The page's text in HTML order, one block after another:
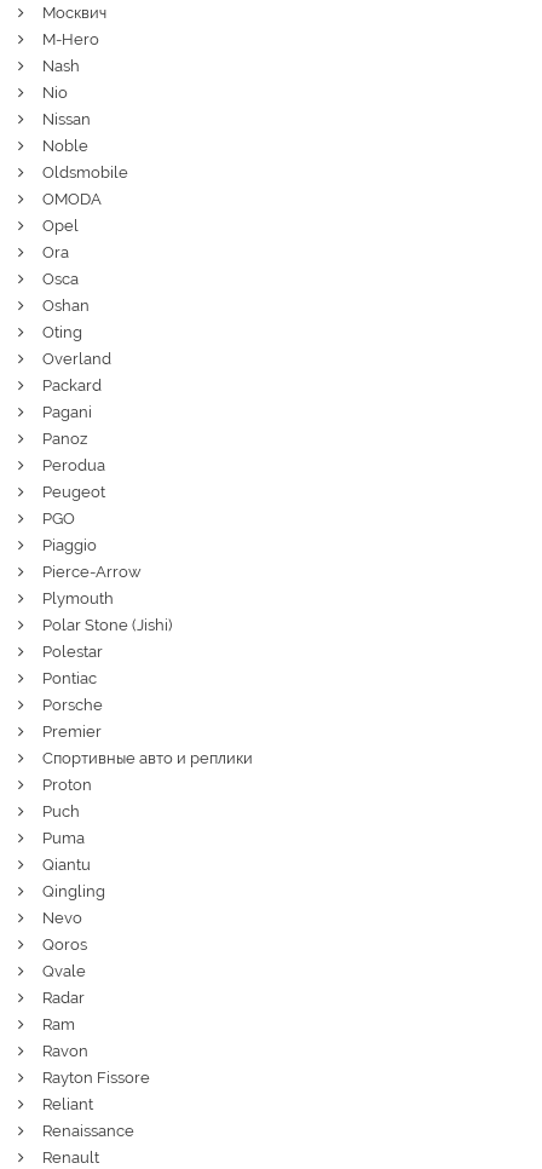
Москвич
M-Hero
Nash
Nio
Nissan
Noble
Oldsmobile
OMODA
Opel
Ora
Osca
Oshan
Oting
Overland
Packard
Pagani
Panoz
Perodua
Peugeot
PGO
Piaggio
Pierce-Arrow
Plymouth
Polar Stone (Jishi)
Polestar
Pontiac
Porsche
Premier
Спортивные авто и реплики
Proton
Puch
Puma
Qiantu
Qingling
Nevo
Qoros
Qvale
Radar
Ram
Ravon
Rayton Fissore
Reliant
Renaissance
Renault